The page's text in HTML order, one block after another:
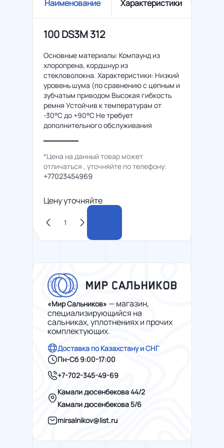
Наименование Характеристики
100 DS3M 312
Основные материалы: Компаунд из
хлоропрена, кордшнур из
стекловолокна. Характеристики: Низкий
уровень шума (по сравнению с цепным и
зубчатым приводом Высокая гибкость
ремня Устойчив к температурам от
-30°C до +90°C Не требует
дополнительного обслуживания
*Цена на данный товар может
отличаться , уточняйте по телефону:
+77023454969
Цену уточняйте
«Мир Сальников» — магазин,
специализирующийся на
сальниках, уплотнениях и прочих
комплектующих.
Доставка по Казахстану и СНГ
Пн-Сб 9:00-17:00
+7-702-345-49-69
Камали дюсенбекова 44/2
Камали дюсенбекова 5/6
mirsalnikov@list.ru